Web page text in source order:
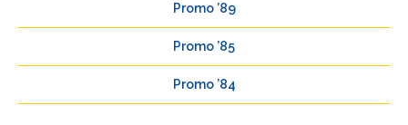
Promo ’89
Promo ’85
Promo ’84